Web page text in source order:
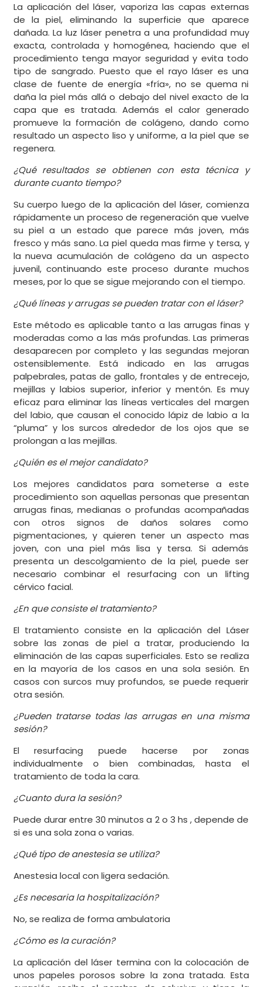
La aplicación del láser, vaporiza las capas externas
de la piel, eliminando la superficie que aparece
dañada. La luz láser penetra a una profundidad muy
exacta, controlada y homogénea, haciendo que el
procedimiento tenga mayor seguridad y evita todo
tipo de sangrado. Puesto que el rayo láser es una
clase de fuente de energía «fría», no se quema ni
daña la piel más allá o debajo del nivel exacto de la
capa que es tratada. Además el calor generado
promueve la formación de colágeno, dando como
resultado un aspecto liso y uniforme, a la piel que se
regenera.
¿Qué resultados se obtienen con esta técnica y
durante cuanto tiempo?
Su cuerpo luego de la aplicación del láser, comienza
rápidamente un proceso de regeneración que vuelve
su piel a un estado que parece más joven, más
fresco y más sano. La piel queda mas firme y tersa, y
la nueva acumulación de colágeno da un aspecto
juvenil, continuando este proceso durante muchos
meses, por lo que se sigue mejorando con el tiempo.
¿Qué líneas y arrugas se pueden tratar con el láser?
Este método es aplicable tanto a las arrugas finas y
moderadas como a las más profundas. Las primeras
desaparecen por completo y las segundas mejoran
ostensiblemente. Está indicado en las arrugas
palpebrales, patas de gallo, frontales y de entrecejo,
mejillas y labios superior, inferior y mentón. Es muy
eficaz para eliminar las líneas verticales del margen
del labio, que causan el conocido lápiz de labio a la
“pluma” y los surcos alrededor de los ojos que se
prolongan a las mejillas.
¿Quién es el mejor candidato?
Los mejores candidatos para someterse a este
procedimiento son aquellas personas que presentan
arrugas finas, medianas o profundas acompañadas
con otros signos de daños solares como
pigmentaciones, y quieren tener un aspecto mas
joven, con una piel más lisa y tersa. Si además
presenta un descolgamiento de la piel, puede ser
necesario combinar el resurfacing con un lifting
cérvico facial.
¿En que consiste el tratamiento?
El tratamiento consiste en la aplicación del Láser
sobre las zonas de piel a tratar, produciendo la
eliminación de las capas superficiales. Esto se realiza
en la mayoría de los casos en una sola sesión. En
casos con surcos muy profundos, se puede requerir
otra sesión.
¿Pueden tratarse todas las arrugas en una misma
sesión?
El resurfacing puede hacerse por zonas
individualmente o bien combinadas, hasta el
tratamiento de toda la cara.
¿Cuanto dura la sesión?
Puede durar entre 30 minutos a 2 o 3 hs , depende de
si es una sola zona o varias.
¿Qué tipo de anestesia se utiliza?
Anestesia local con ligera sedación.
¿Es necesaria la hospitalización?
No, se realiza de forma ambulatoria
¿Cómo es la curación?
La aplicación del láser termina con la colocación de
unos papeles porosos sobre la zona tratada. Esta